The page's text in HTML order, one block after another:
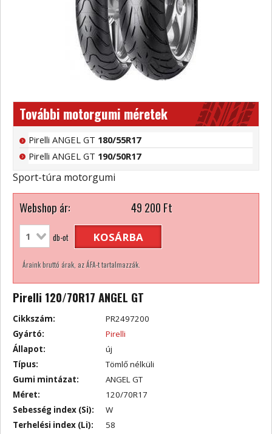
További motorgumi méretek
Pirelli ANGEL GT 180/55R17
Pirelli ANGEL GT 190/50R17
Sport-túra motorgumi
Webshop ár: 49 200Ft
db-ot KOSÁRBA
Áraink bruttó árak, az ÁFA-t tartalmazzák.
Pirelli 120/70R17 ANGEL GT
Cikkszám:
PR2497200
Gyártó:
Pirelli
Állapot:
új
Típus:
Tömlő nélküli
Gumi mintázat:
ANGEL GT
Méret:
120/70R17
Sebesség index (Si):
W
Terhelési index (Li):
58